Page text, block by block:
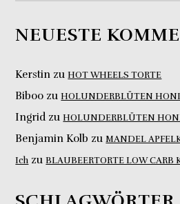
NEUESTE
Kerstin zuHOT WHEELS TORTE
Biboo zuHOLUNDERBLÜTEN
IngridzuHOLUNDERBLÜTEN
Benjamin Kolb zuMANDEL
Ich zuBLAUBEERTORTE LOW CARB